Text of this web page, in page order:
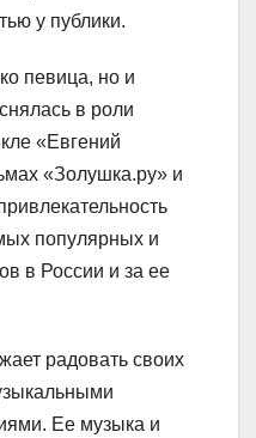
у публики.
певица, но и
в роли
«Евгений
«Золушка.ру» и
популярных и
в России и за ее
радовать своих
Ее музыка и